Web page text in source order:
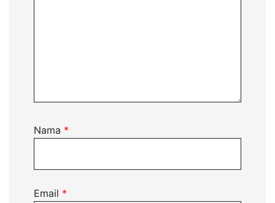
Nama *
Email *